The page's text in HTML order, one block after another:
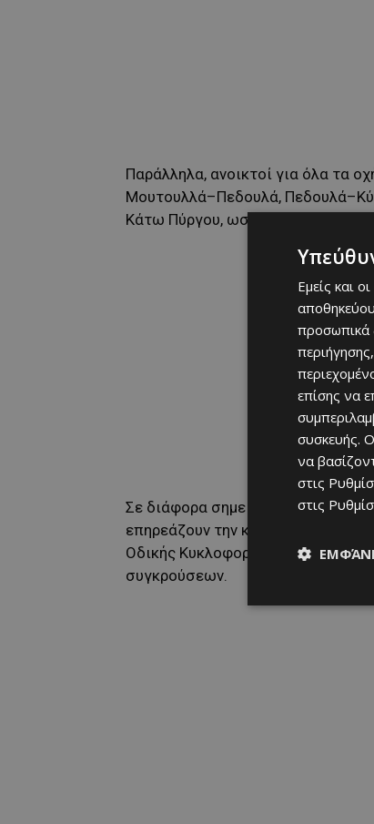
Παράλληλα, ανοικτοί για όλα τα
Μουτουλλά–Πεδουλά,
Κάτω Πύργου, ωστόσο το
Σε διάφορα σημεία του οδικού
επηρεάζουν την κυκλοφορία. Η
Οδικής Κυκλοφορίας και να
συγκρούσεων.
Εμείς και
προσωπικά
επίσης να
συσκευής.
να
στις
στις